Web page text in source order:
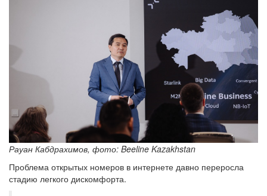
Рауан Кабдрахимов, фото: Beeline Kazakhstan
Проблема открытых номеров в интернете давно переросла
стадию легкого дискомфорта.